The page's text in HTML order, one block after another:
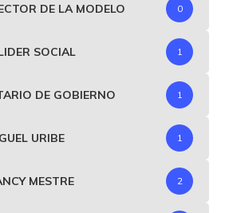
DE LA MODELO 0
SOCIAL 1
DE GOBIERNO 1
URIBE 1
MESTRE 2